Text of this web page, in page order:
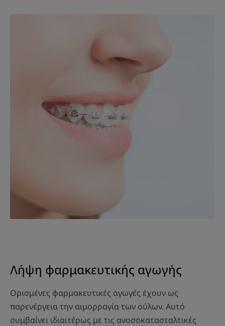
Λήψη φαρμακευτικής αγωγής
Ορισμένες φαρμακευτικές αγωγές έχουν ως
παρενέργεια την αιμορραγία των ούλων. Αυτό
συμβαίνει ιδιαιτέρως με τις ανοσοκατασταλτικές